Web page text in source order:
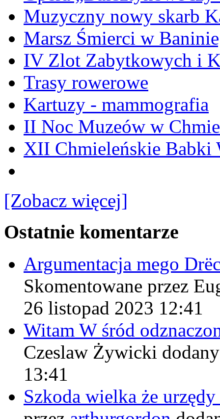
Muzyczny nowy skarb
Marsz Śmierci w
IV Zlot Zabytkowych i
Trasy rowerowe
Kartuzy - mammografia
II Noc Muzeów w
XII Chmieleńskie Babki
[Zobacz więcej]
Ostatnie komentarze
Argumentacja mego
Skomentowane przez
26 listopad 2023 12:41
Witam W śród
Czeslaw Żywicki
13:41
Szkoda wielka że